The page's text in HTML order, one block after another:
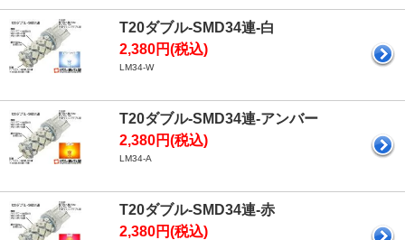
T20ダブル-SMD34連-白
2,380円(税込)
LM34-W
T20ダブル-SMD34連-アンバー
2,380円(税込)
LM34-A
T20ダブル-SMD34連-赤
2,380円(税込)